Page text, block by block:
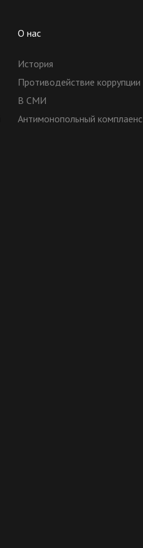
О нас
История
Противодействие коррупции
В СМИ
Антимонопольный комплаенс